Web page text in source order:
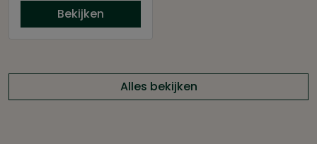
Bekijken
Alles bekijken